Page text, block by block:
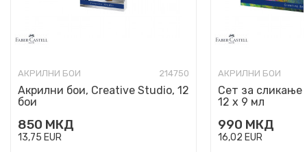
АКРИЛНИ БОИ 214750
Акрилни бои, Creative Studio, 12
бои
850 МКД
13,75 EUR
АКРИЛНИ БОИ
Сет за сликање
12 х 9 мл
990 МКД
16,02 EUR